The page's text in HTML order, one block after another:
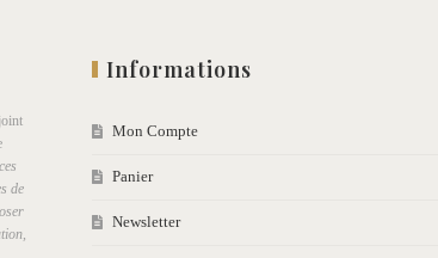
de
Informations
Mon Compte
Panier
Newsletter